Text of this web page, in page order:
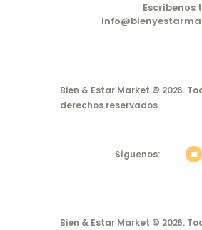
Escríbenos
Bien & Estar Market © 2026.
derechos reservados
Síguenos:
Bien & Estar Market © 2026.